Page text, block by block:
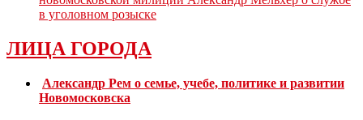
в уголовном розыске
ЛИЦА ГОРОДА
Александр Рем о семье, учебе, политике и развитии
Новомосковска